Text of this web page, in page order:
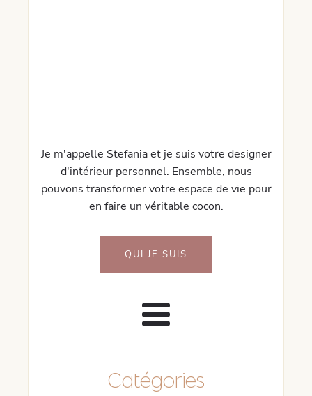
Je m'appelle Stefania et je suis votre designer
d'intérieur personnel. Ensemble, nous
pouvons transformer votre espace de vie pour
en faire un véritable cocon.
QUI JE SUIS
Catégories